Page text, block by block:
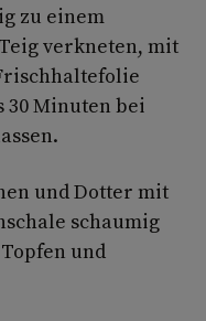
zu einem
verkneten, mit
30 Minuten bei
und Dotter mit
schaumig
und